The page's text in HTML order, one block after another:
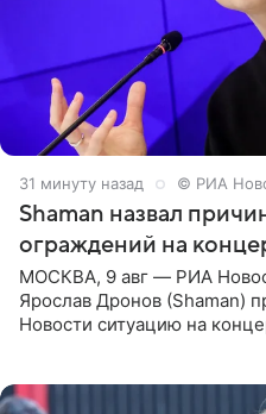
32 минуты назад © РИА
Shaman назвал
ограждений на
МОСКВА, 9 авг — РИА
Ярослав Дронов (Shaman)
Новости ситуацию на